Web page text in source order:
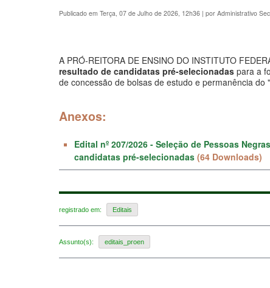
Publicado em Terça, 07 de Julho de 2026, 12h36 | por Administrativo
A PRÓ-REITORA DE ENSINO DO INSTITUTO
resultado de candidatas pré-selecionadas para a
de concessão de bolsas de estudo e permanência
Anexos:
Edital nº 207/2026 - Seleção de Pessoas
candidatas pré-selecionadas (64 Downloads)
registrado em: Editais
Assunto(s): editais_proen